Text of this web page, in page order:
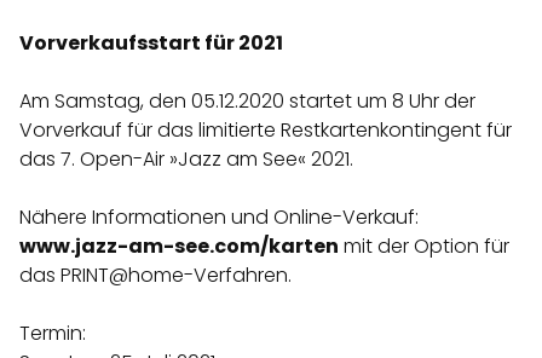
Vorverkaufsstart für 2021
Am Samstag, den 05.12.2020 startet um 8 Uhr der
Vorverkauf für das limitierte Restkartenkontingent für
das 7. Open-Air »Jazz am See« 2021.
Nähere Informationen und Online-Verkauf:
www.jazz-am-see.com/karten mit der Option für
das PRINT@home-Verfahren.
Termin: